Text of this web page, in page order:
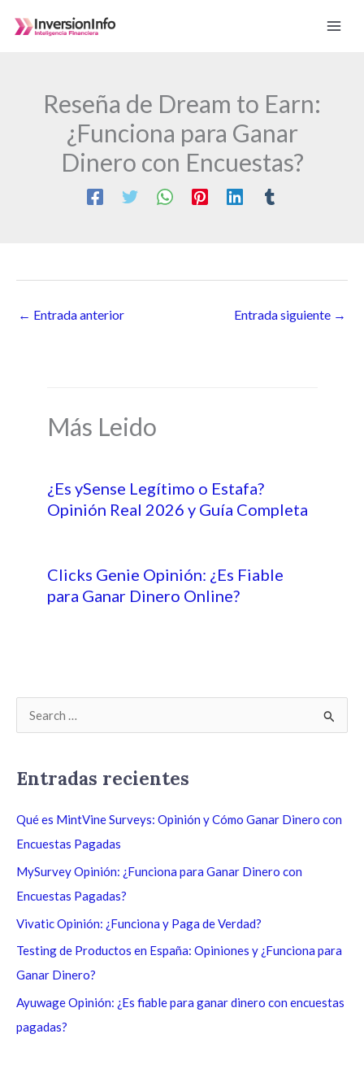
Reseña de Dream to Earn:
¿Funciona para Ganar
Dinero con Encuestas?
← Entrada anterior Entrada siguiente →
Más Leido
¿Es ySense Legítimo o Estafa?
Opinión Real 2026 y Guía Completa
Clicks Genie Opinión: ¿Es Fiable
para Ganar Dinero Online?
a
r
p
o
Entradas recientes
Qué es MintVine Surveys: Opinión y Cómo Ganar Dinero con
Encuestas Pagadas
MySurvey Opinión: ¿Funciona para Ganar Dinero con
Encuestas Pagadas?
Vivatic Opinión: ¿Funciona y Paga de Verdad?
Testing de Productos en España: Opiniones y ¿Funciona para
Ganar Dinero?
Ayuwage Opinión: ¿Es fiable para ganar dinero con encuestas
pagadas?